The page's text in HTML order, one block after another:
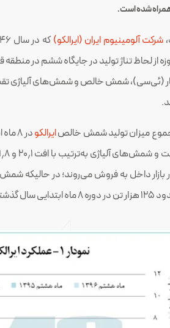
شده است.
شرکت آلومینیوم ایران (ایرالکو)که در سال ۱۳۴۶ تأسیس شد، از سال ۱۳۵۱ بهره‌برداری از تولید
از لحاظ تناژ تولید در جایگاه ششم در
ایرالکو
داخل به فروش می‌روند؛ در حالیکه
تن برسد.